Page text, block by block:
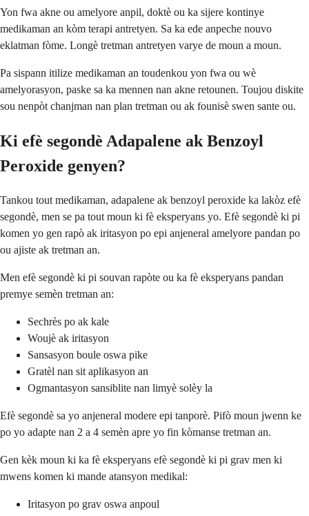
Yon fwa akne ou amelyore anpil, doktè ou ka sijere kontinye
medikaman an kòm terapi antretyen. Sa ka ede anpeche nouvo
eklatman fòme. Longè tretman antretyen varye de moun a moun.
Pa sispann itilize medikaman an toudenkou yon fwa ou wè
amelyorasyon, paske sa ka mennen nan akne retounen. Toujou diskite
sou nenpòt chanjman nan plan tretman ou ak founisè swen sante ou.
Ki efè segondè Adapalene ak Benzoyl
Peroxide genyen?
Tankou tout medikaman, adapalene ak benzoyl peroxide ka lakòz efè
segondè, men se pa tout moun ki fè eksperyans yo. Efè segondè ki pi
komen yo gen rapò ak iritasyon po epi anjeneral amelyore pandan po
ou ajiste ak tretman an.
Men efè segondè ki pi souvan rapòte ou ka fè eksperyans pandan
premye semèn tretman an:
Sechrès po ak kale
Woujè ak iritasyon
Sansasyon boule oswa pike
Gratèl nan sit aplikasyon an
Ogmantasyon sansiblite nan limyè solèy la
Efè segondè sa yo anjeneral modere epi tanporè. Pifò moun jwenn ke
po yo adapte nan 2 a 4 semèn apre yo fin kòmanse tretman an.
Gen kèk moun ki ka fè eksperyans efè segondè ki pi grav men ki
mwens komen ki mande atansyon medikal:
Iritasyon po grav oswa anpoul